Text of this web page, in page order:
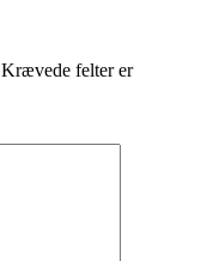
Krævede felter er